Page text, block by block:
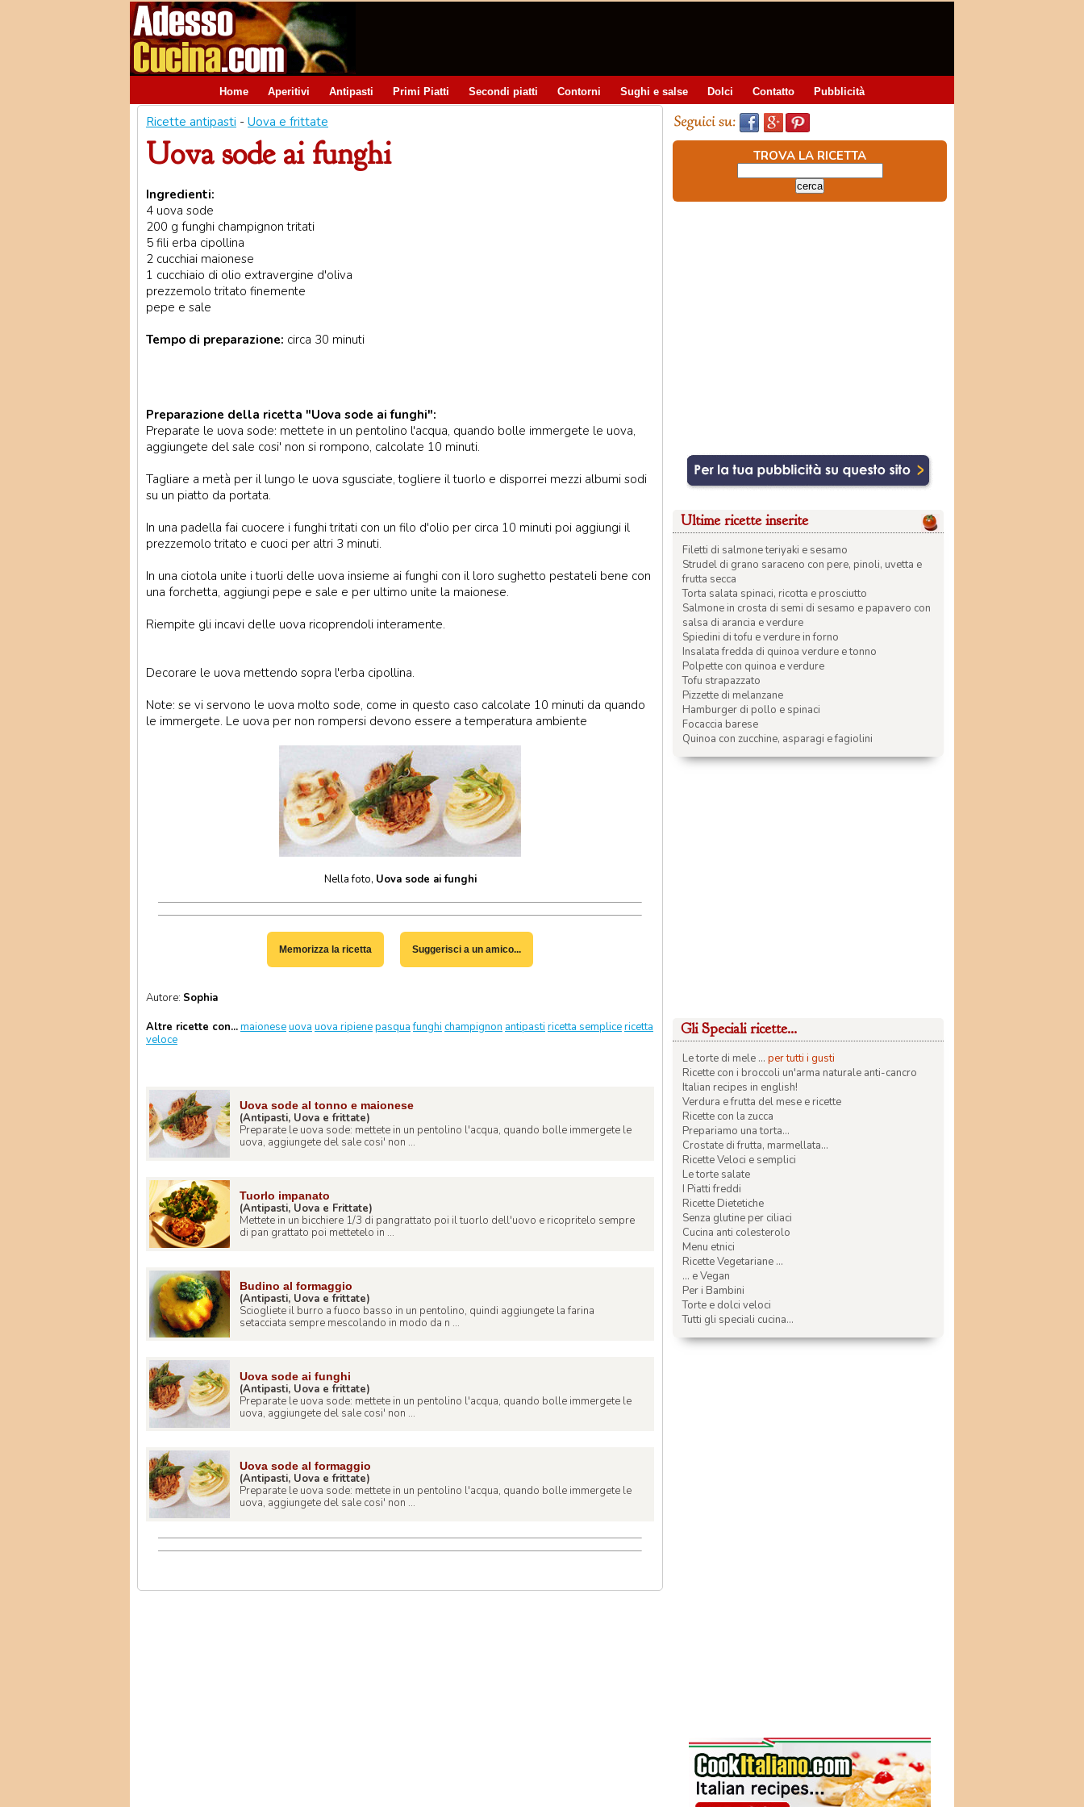
Home Aperitivi Antipasti Primi Piatti Secondi piatti Contorni Sughi e salse Dolci Contatto Pubblicità
Ricette antipasti - Uova e frittate
Uova sode ai funghi
Ingredienti:
4 uova sode
200 g funghi champignon tritati
5 fili erba cipollina
2 cucchiai maionese
1 cucchiaio di olio extravergine d'oliva
prezzemolo tritato finemente
pepe e sale
Tempo di preparazione: circa 30 minuti
Preparazione della ricetta "Uova sode ai funghi":
Preparate le uova sode: mettete in un pentolino l'acqua, quando bolle immergete le uova,
aggiungete del sale cosi' non si rompono, calcolate 10 minuti.
Tagliare a metà per il lungo le uova sgusciate, togliere il tuorlo e disporrei mezzi albumi sodi
su un piatto da portata.
In una padella fai cuocere i funghi tritati con un filo d'olio per circa 10 minuti poi aggiungi il
prezzemolo tritato e cuoci per altri 3 minuti.
In una ciotola unite i tuorli delle uova insieme ai funghi con il loro sughetto pestateli bene con
una forchetta, aggiungi pepe e sale e per ultimo unite la maionese.
Riempite gli incavi delle uova ricoprendoli interamente.
Decorare le uova mettendo sopra l'erba cipollina.
Note: se vi servono le uova molto sode, come in questo caso calcolate 10 minuti da quando
le immergete. Le uova per non rompersi devono essere a temperatura ambiente
Nella foto, Uova sode ai funghi
Memorizza la ricetta Suggerisci a un amico...
Autore: Sophia
Altre ricette con...maioneseuova uova ripienepasqua funghi champignon antipasti ricetta semplicericetta
veloce
Uova sode al tonno e maionese
(Antipasti, Uova e frittate)
Preparate le uova sode: mettete in un pentolino l'acqua, quando bolle immergete le
uova, aggiungete del sale cosi' non ...
Tuorlo impanato
(Antipasti, Uova e Frittate)
Mettete in un bicchiere 1/3 di pangrattato poi il tuorlo dell'uovo e ricopritelo sempre
di pan grattato poi mettetelo in ...
Budino al formaggio
(Antipasti, Uova e frittate)
Sciogliete il burro a fuoco basso in un pentolino, quindi aggiungete la farina
setacciata sempre mescolando in modo da n ...
Uova sode ai funghi
(Antipasti, Uova e frittate)
Preparate le uova sode: mettete in un pentolino l'acqua, quando bolle immergete le
uova, aggiungete del sale cosi' non ...
Uova sode al formaggio
(Antipasti, Uova e frittate)
Preparate le uova sode: mettete in un pentolino l'acqua, quando bolle immergete le
uova, aggiungete del sale cosi' non ...
TROVA LA RICETTA
Ultime ricette inserite
Filetti di salmone teriyaki e sesamo
Strudel di grano saraceno con pere, pinoli, uvetta e
frutta secca
Torta salata spinaci, ricotta e prosciutto
Salmone in crosta di semi di sesamo e papavero con
salsa di arancia e verdure
Spiedini di tofu e verdure in forno
Insalata fredda di quinoa verdure e tonno
Polpette con quinoa e verdure
Tofu strapazzato
Pizzette di melanzane
Hamburger di pollo e spinaci
Focaccia barese
Quinoa con zucchine, asparagi e fagiolini
Gli Speciali ricette...
Le torte di mele ... per tutti i gusti
Ricette con i broccoli un'arma naturale anti-cancro
Italian recipes in english!
Verdura e frutta del mese e ricette
Ricette con la zucca
Prepariamo una torta...
Crostate di frutta, marmellata...
Ricette Veloci e semplici
Le torte salate
I Piatti freddi
Ricette Dietetiche
Senza glutine per ciliaci
Cucina anti colesterolo
Menu etnici
Ricette Vegetariane ...
... e Vegan
Per i Bambini
Torte e dolci veloci
Tutti gli speciali cucina...